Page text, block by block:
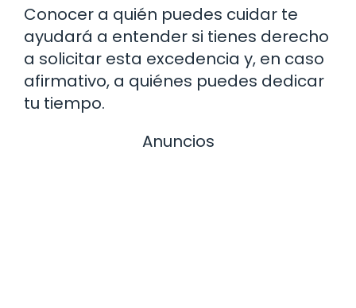
Conocer a quién puedes cuidar te
ayudará a entender si tienes derecho
a solicitar esta excedencia y, en caso
afirmativo, a quiénes puedes dedicar
tu tiempo.
Anuncios